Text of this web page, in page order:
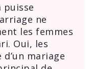
puisse
ne
les femmes
Oui, les
mariage